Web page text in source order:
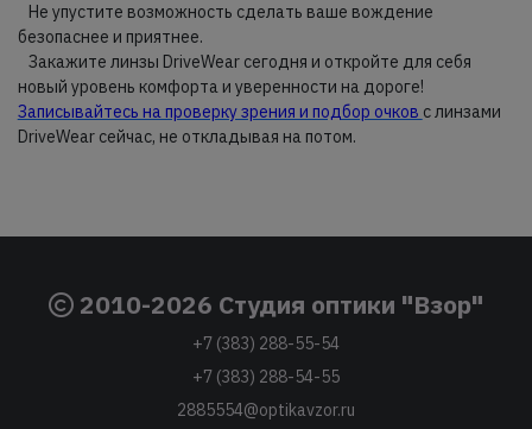
Не упустите возможность сделать ваше вождение
безопаснее и приятнее.
Закажите линзы DriveWear сегодня и откройте для себя
новый уровень комфорта и уверенности на дороге!
Записывайтесь на проверку зрения и подбор очков с линзами
DriveWear сейчас, не откладывая на потом.
2010-2026 Студия оптики "Взор"
+7 (383) 288-55-54
+7 (383) 288-54-55
2885554@optikavzor.ru